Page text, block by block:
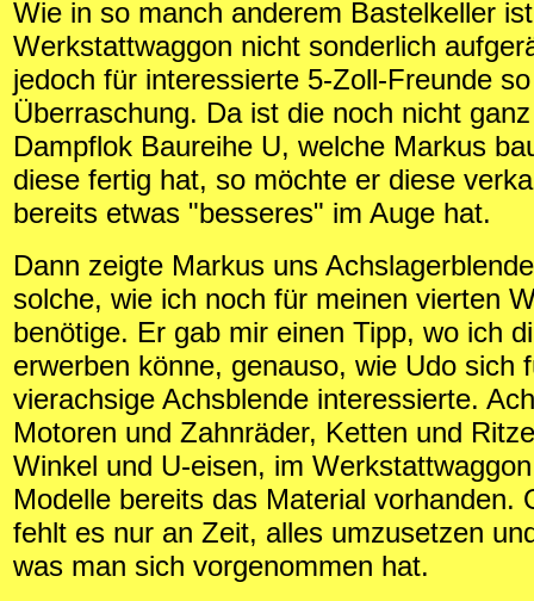
Wie in so manch anderem Bastelkeller
Werkstattwaggon nicht sonderlich
jedoch für interessierte 5-Zoll-Freunde
Überraschung. Da ist die noch nicht
Dampflok Baureihe U, welche Markus
diese fertig hat, so möchte er diese
bereits etwas "besseres" im Auge hat.
Dann zeigte Markus uns
solche, wie ich noch für meinen vierten
benötige. Er gab mir einen Tipp, wo ich
erwerben könne, genauso, wie Udo sich
vierachsige Achsblende interessierte.
Motoren und Zahnräder, Ketten und
Winkel und U-eisen, im
Modelle bereits das Material vorhanden.
fehlt es nur an Zeit, alles umzusetzen
was man sich vorgenommen hat.